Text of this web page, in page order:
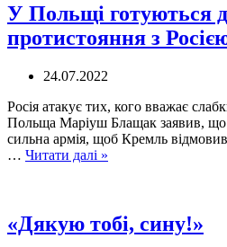
У Польщі готуються
протистояння з
24.07.2022
Росія атакує тих, кого вважає
Польща Маріуш Блащак заявив, що
сильна армія, щоб Кремль
… Читати далі »
можливого
протистояння
«Дякую тобі, сину!»